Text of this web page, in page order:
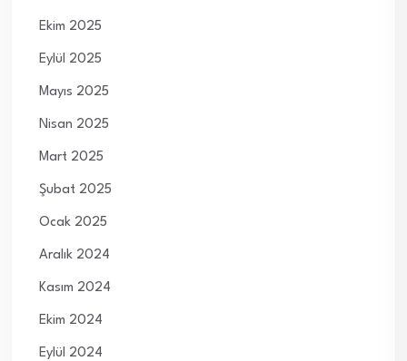
Ekim 2025
Eylül 2025
Mayıs 2025
Nisan 2025
Mart 2025
Şubat 2025
Ocak 2025
Aralık 2024
Kasım 2024
Ekim 2024
Eylül 2024